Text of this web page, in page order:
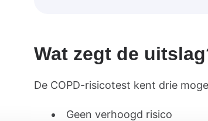
Wat zegt de
De COPD-risicotest kent drie
Geen verhoogd risico